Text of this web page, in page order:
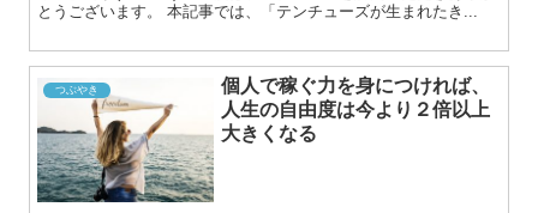
とうございます。 本記事では、「テンチューズが生まれたき...
つぶやき
個人で稼ぐ力を身につければ、
人生の自由度は今より２倍以上
大きくなる